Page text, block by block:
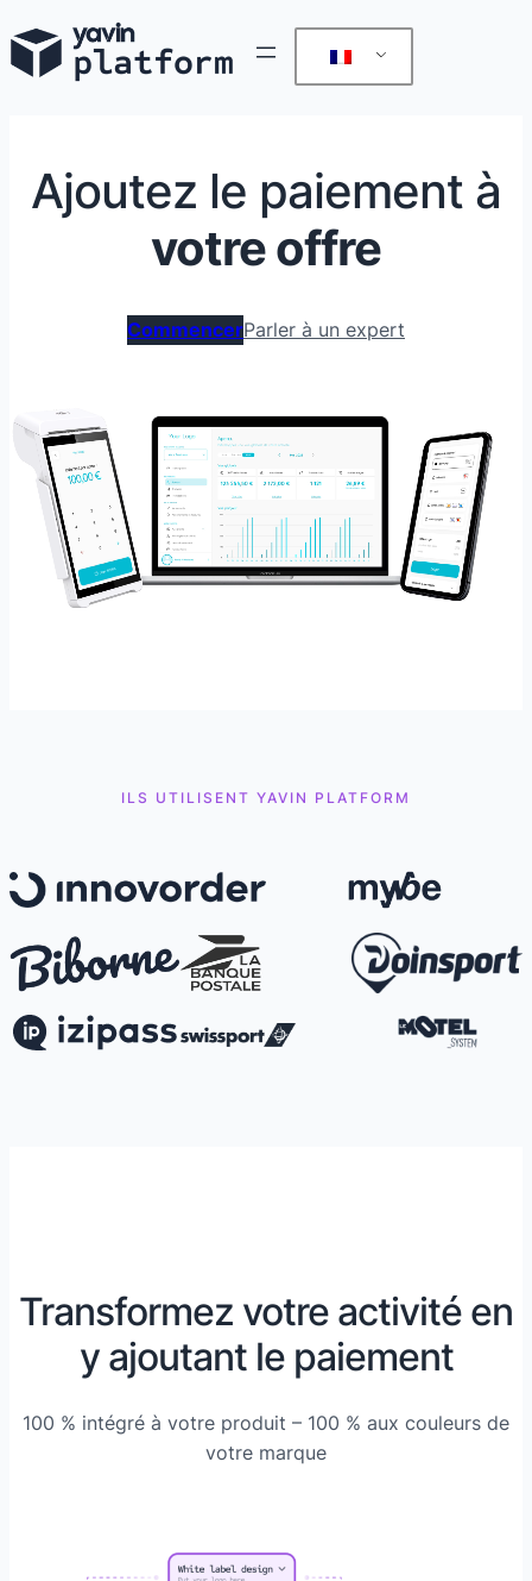
Ajoutez le paiement à
votre offre
CommencerParler à un expert
ILS UTILISENT YAVIN PLATFORM
Transformez votre activité en
y ajoutant le paiement
100 % intégré à votre produit – 100 % aux couleurs de
votre marque